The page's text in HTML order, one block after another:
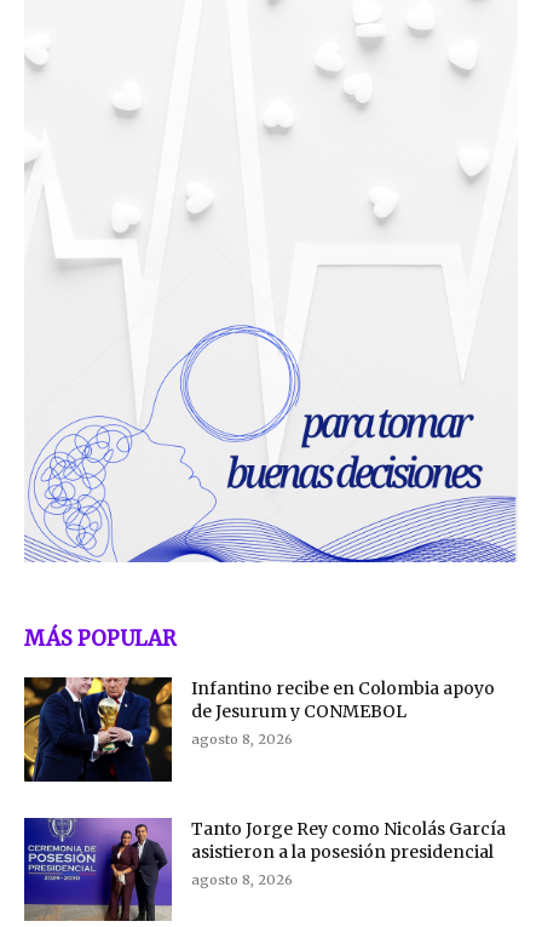
MÁS POPULAR
Infantino recibe en Colombia apoyo
de Jesurum y CONMEBOL
agosto 8, 2026
Tanto Jorge Rey como Nicolás García
asistieron a la posesión presidencial
agosto 8, 2026